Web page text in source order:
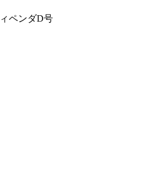
ペンダD号